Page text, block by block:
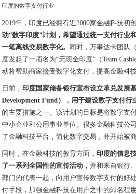
印度的数字支付行业
2019年，印度已经拥有近2000家金融科技初
动“数字印度”计划，希望通过统一支付行业
一笔离线交易数字化。
同时，万事达卡团队
度发起了一项名为“无现金印度”（Team
动将帮助商家接受数字化支付，提高金融科技
日前， 印度国家储备银行宣布设立承兑发展
Development Fund），用于建设数字支付行
的主要措施之一。该计划的目标是将数字支
中小企业和公用事业单位。很多金融科技公
了金融科技平台，简化数字交易，并开始被
同时，在金融科技的教育方面， 印度的信息
了一系列全国性的宣传活动，并和来自银行
部门的代表一起，向用户宣传数字支付的好
付手段，加强金融科技在用户之中的知名程度